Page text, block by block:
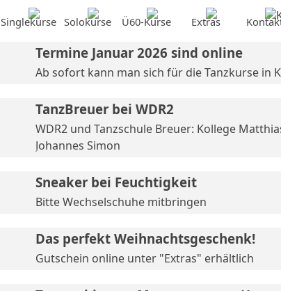
Menü überspringen
▼
Singlekurse ▼
Solokurse ▼
Ü60-Kurse ▼
Extras ▼
Termine Januar 2026 sind online
Ab sofort kann man sich für die Tanzkurse in
TanzBreuer bei WDR2
WDR2 und Tanzschule Breuer: Kollege
Johannes Simon
Sneaker bei Feuchtigkeit
Bitte Wechselschuhe mitbringen
Das perfekt Weihnachtsgeschenk!
Gutschein online unter "Extras" erhältlich